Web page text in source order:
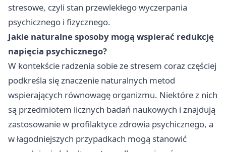
stresowe, czyli stan przewlekłego wyczerpania
psychicznego i fizycznego.
Jakie naturalne sposoby mogą wspierać redukcję
napięcia psychicznego?
W kontekście radzenia sobie ze stresem coraz częściej
podkreśla się znaczenie naturalnych metod
wspierających równowagę organizmu. Niektóre z nich
są przedmiotem licznych badań naukowych i znajdują
zastosowanie w profilaktyce zdrowia psychicznego, a
w łagodniejszych przypadkach mogą stanowić